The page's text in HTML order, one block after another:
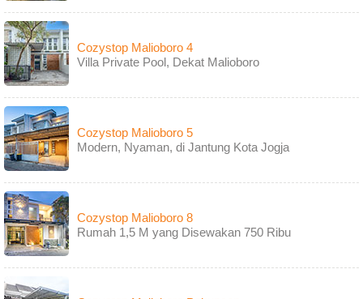
Cozystop Malioboro 4
Villa Private Pool, Dekat Malioboro
Cozystop Malioboro 5
Modern, Nyaman, di Jantung Kota Jogja
Cozystop Malioboro 8
Rumah 1,5 M yang Disewakan 750 Ribu